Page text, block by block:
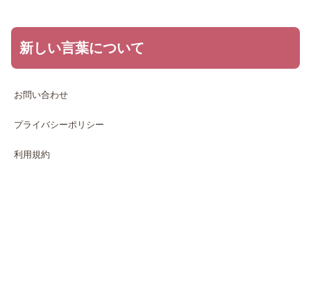
新しい言葉について
お問い合わせ
プライバシーポリシー
利用規約